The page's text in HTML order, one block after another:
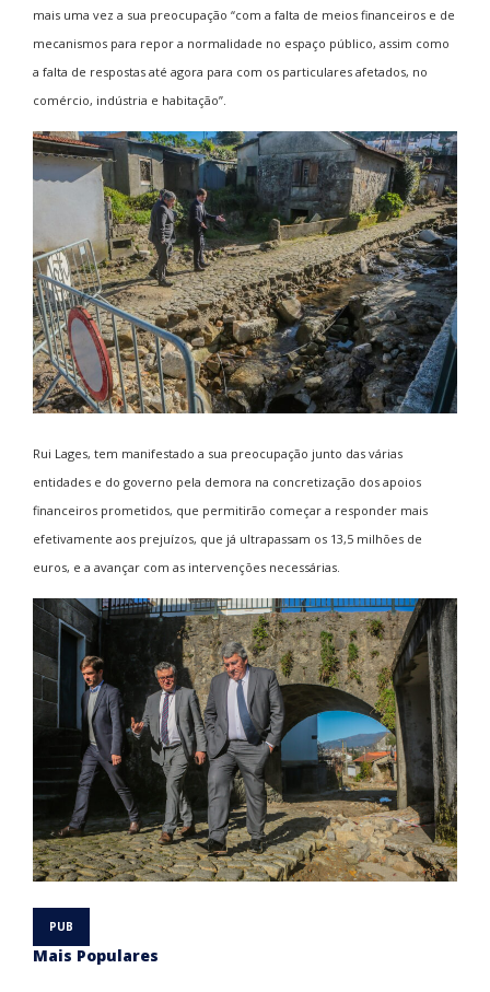
mais uma vez a sua preocupação “com a falta de meios financeiros e de
mecanismos para repor a normalidade no espaço público, assim como
a falta de respostas até agora para com os particulares afetados, no
comércio, indústria e habitação”.
Rui Lages, tem manifestado a sua preocupação junto das várias
entidades e do governo pela demora na concretização dos apoios
financeiros prometidos, que permitirão começar a responder mais
efetivamente aos prejuízos, que já ultrapassam os 13,5 milhões de
euros, e a avançar com as intervenções necessárias.
Mais Populares